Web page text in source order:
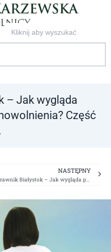
Search
for:
– Jak wygląda
Część
NASTĘPNY
Prawnik Białystok – Jak wygląda procedura ubezwłasnowolnienia? Część 2.